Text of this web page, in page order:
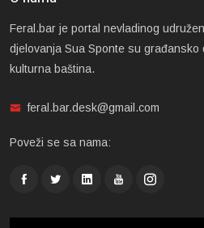
Feral.bar je portal nevladinog
djelovanja Sua Sponte su građansko
kulturna baština.
feral.bar.desk@gmail.com
Poveži se sa nama: